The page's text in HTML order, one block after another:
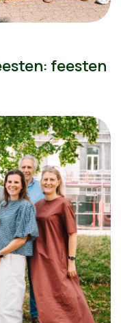
feesten